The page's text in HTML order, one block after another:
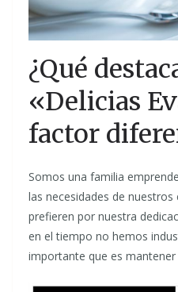
¿Qué
«Delicias
factor
Somos una familia
las necesidades de nuestros
prefieren por nuestra
en el tiempo no hemos
importante que es